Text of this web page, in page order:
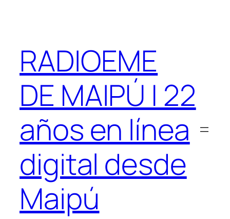
RADIOEME
DE MAIPÚ | 22
años en línea
digital desde
Maipú